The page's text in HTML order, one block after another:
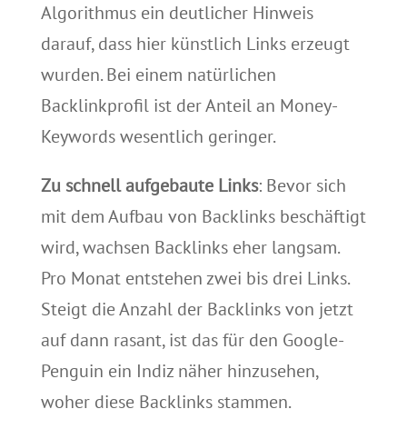
Algorithmus ein deutlicher Hinweis
darauf, dass hier künstlich Links erzeugt
wurden. Bei einem natürlichen
Backlinkprofil ist der Anteil an Money-
Keywords wesentlich geringer.
Zu schnell aufgebaute Links: Bevor sich
mit dem Aufbau von Backlinks beschäftigt
wird, wachsen Backlinks eher langsam.
Pro Monat entstehen zwei bis drei Links.
Steigt die Anzahl der Backlinks von jetzt
auf dann rasant, ist das für den Google-
Penguin ein Indiz näher hinzusehen,
woher diese Backlinks stammen.